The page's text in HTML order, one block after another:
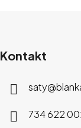
Kontakt
saty@
734 622